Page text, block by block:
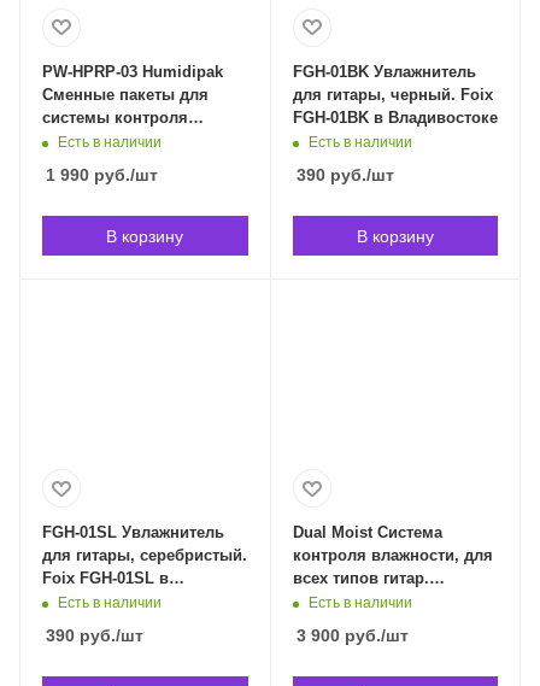
PW-HPRP-03 Humidipak
Сменные пакеты для
системы контроля
влажности, 3шт, Planet
Владивостоке
Есть в наличии
1 990 руб./шт
В корзину
FGH-01BK Увлажнитель
для гитары, черный. Foix
FGH-01BK в Владивостоке
Есть в наличии
390руб./шт
В корзину
FGH-01SL Увлажнитель
для гитары, серебристый.
Foix FGH-01SL в
Владивостоке
Есть в наличии
390 руб./шт
Dual Moist Система
контроля влажности, для
всех типов гитар.
Acoustic Union AUHSS в
Есть в наличии
3 900руб./шт